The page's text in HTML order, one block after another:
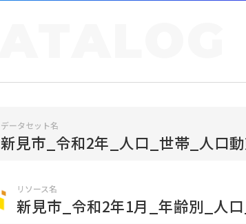
データセット名
新見市_令和2年_人口_世帯_人口
リソース名
新見市_令和2年1月_年齢別_人